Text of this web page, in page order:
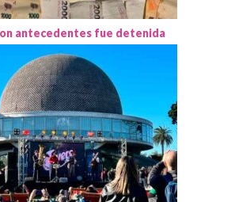
antecedentes fue detenida